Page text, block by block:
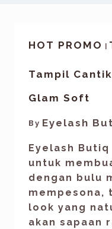
HOT PROMO
Tampil
Glam Soft
By Eyelash
Eyelash
untuk
dengan bulu
mempesona,
look yang
akan sapaan